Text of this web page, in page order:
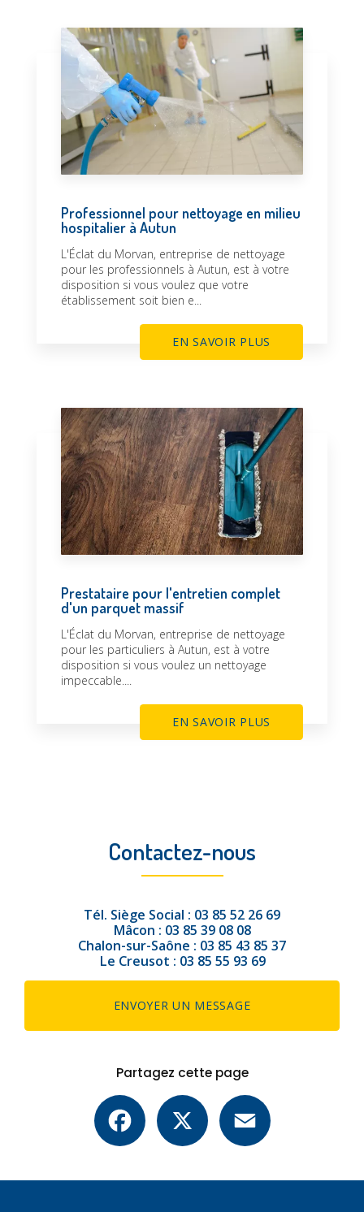
Professionnel pour nettoyage en milieu
hospitalier à Autun
L'Éclat du Morvan, entreprise de nettoyage
pour les professionnels à Autun, est à votre
disposition si vous voulez que votre
établissement soit bien e...
EN SAVOIR PLUS
Prestataire pour l'entretien complet
d'un parquet massif
L'Éclat du Morvan, entreprise de nettoyage
pour les particuliers à Autun, est à votre
disposition si vous voulez un nettoyage
impeccable....
EN SAVOIR PLUS
Contactez-nous
Tél. Siège Social : 03 85 52 26 69
Mâcon : 03 85 39 08 08
Chalon-sur-Saône : 03 85 43 85 37
Le Creusot : 03 85 55 93 69
ENVOYER UN MESSAGE
Partagez cette page
Facebook